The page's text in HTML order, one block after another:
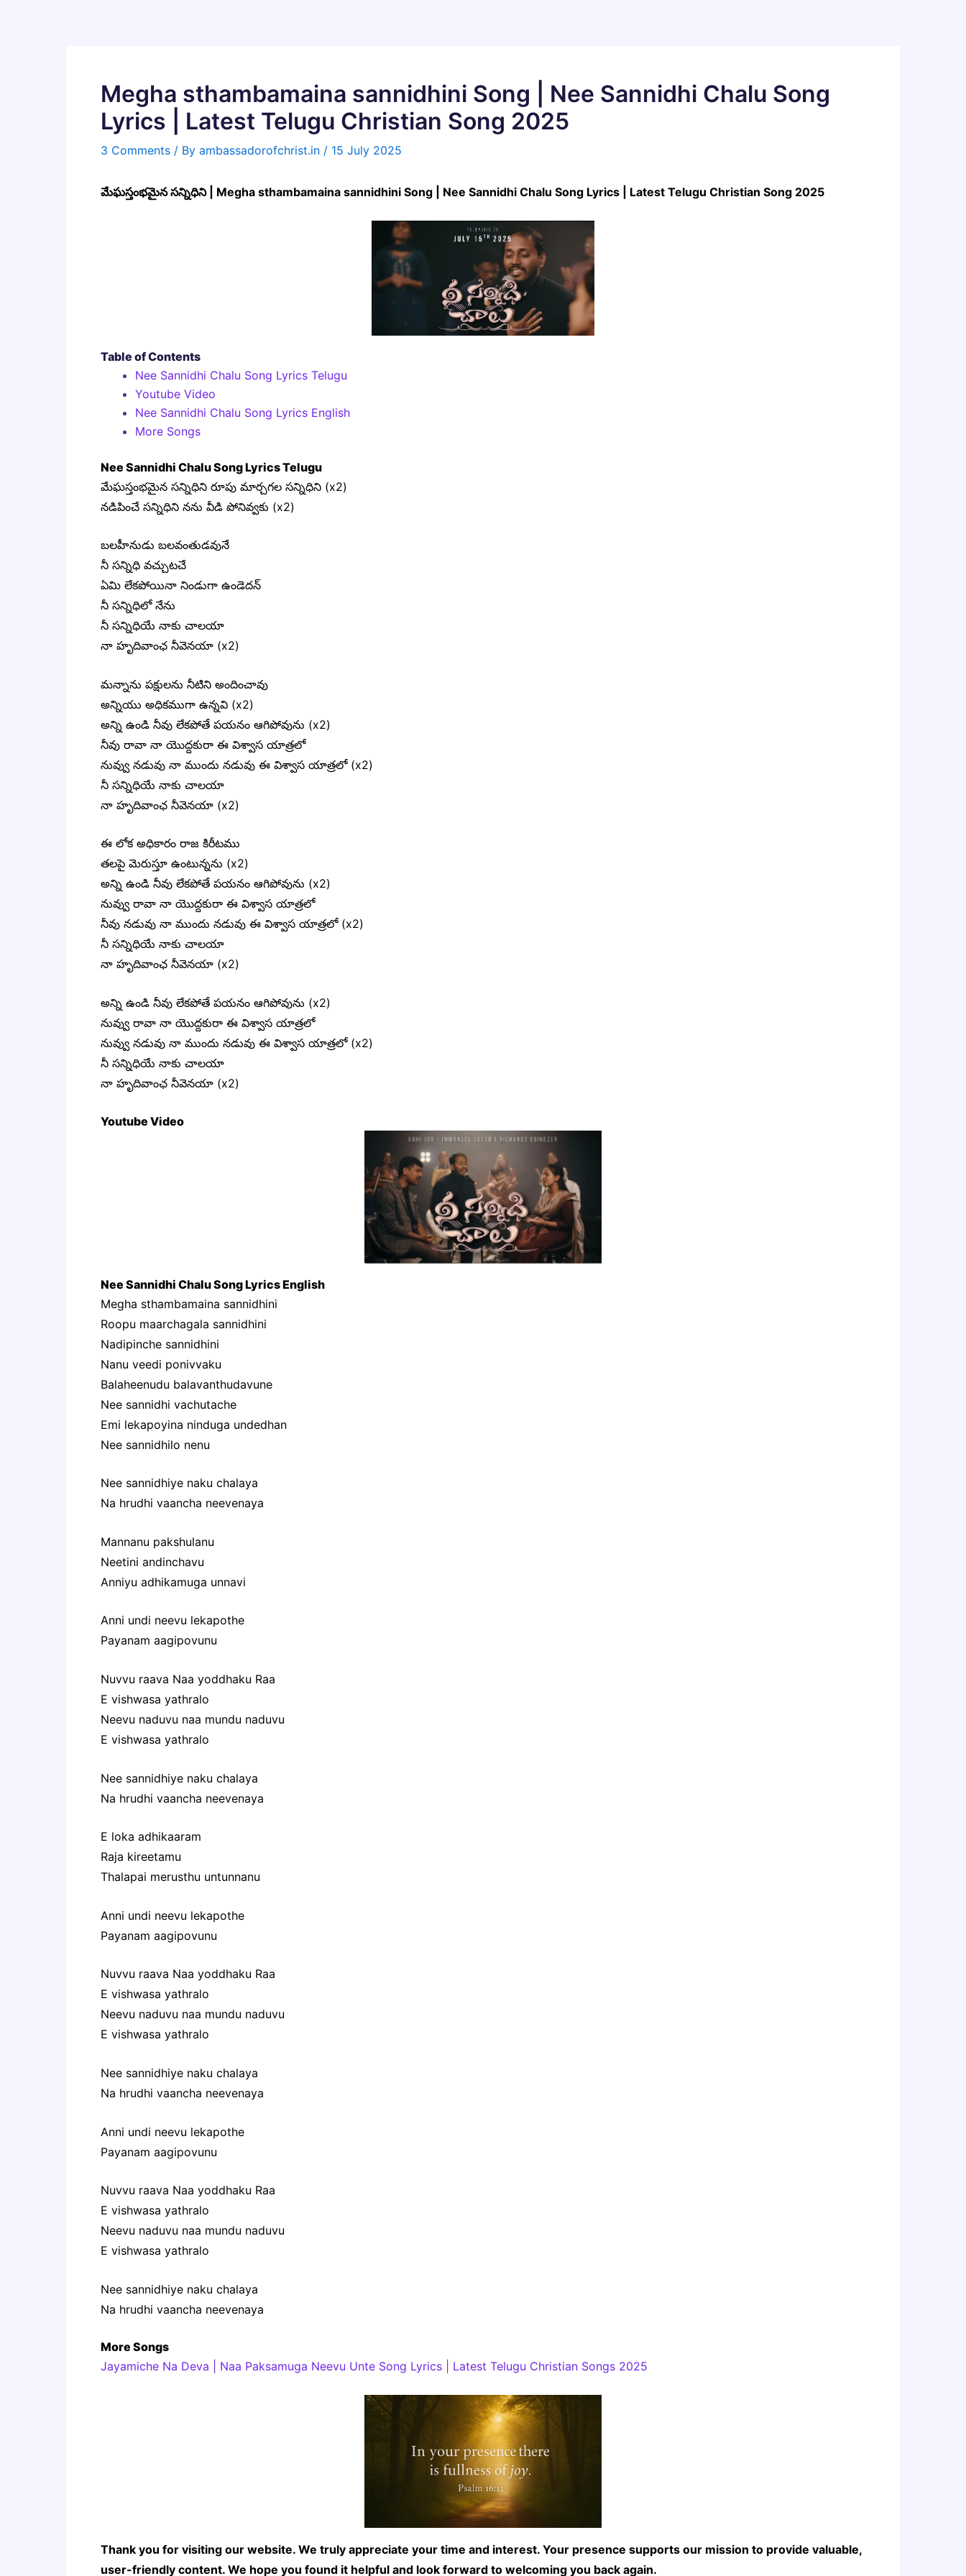
Megha sthambamaina sannidhini Song | Nee Sannidhi Chalu Song
Lyrics | Latest Telugu Christian Song 2025
3 Comments / By ambassadorofchrist.in / 15 July 2025
మేఘస్తంభమైన సన్నిధిని | Megha sthambamaina sannidhini Song | Nee Sannidhi Chalu Song Lyrics | Latest Telugu Christian Song 2025
Table of Contents
Nee Sannidhi Chalu Song Lyrics Telugu
Youtube Video
Nee Sannidhi Chalu Song Lyrics English
More Songs
Nee Sannidhi Chalu Song Lyrics Telugu
మేఘస్తంభమైన సన్నిధిని రూపు మార్చగల సన్నిధిని (x2)
నడిపించే సన్నిధిని నను వీడి పోనివ్వకు (x2)
బలహీనుడు బలవంతుడవునే
నీ సన్నిధి వచ్చుటచే
ఏమి లేకపోయినా నిండుగా ఉండెదన్
నీ సన్నిధిలో నేను
నీ సన్నిధియే నాకు చాలయా
నా హృదివాంఛ నీవెనయా (x2)
మన్నాను పక్షులను నీటిని అందించావు
అన్నియు అధికముగా ఉన్నవి (x2)
అన్ని ఉండి నీవు లేకపోతే పయనం ఆగిపోవును (x2)
నీవు రావా నా యొద్దకురా ఈ విశ్వాస యాత్రలో
నువ్వు నడువు నా ముందు నడువు ఈ విశ్వాస యాత్రలో (x2)
నీ సన్నిధియే నాకు చాలయా
నా హృదివాంఛ నీవెనయా (x2)
ఈ లోక అధికారం రాజ కిరీటము
తలపై మెరుస్తూ ఉంటున్నను (x2)
అన్ని ఉండి నీవు లేకపోతే పయనం ఆగిపోవును (x2)
నువ్వు రావా నా యొద్దకురా ఈ విశ్వాస యాత్రలో
నీవు నడువు నా ముందు నడువు ఈ విశ్వాస యాత్రలో (x2)
నీ సన్నిధియే నాకు చాలయా
నా హృదివాంఛ నీవెనయా (x2)
అన్ని ఉండి నీవు లేకపోతే పయనం ఆగిపోవును (x2)
నువ్వు రావా నా యొద్దకురా ఈ విశ్వాస యాత్రలో
నువ్వు నడువు నా ముందు నడువు ఈ విశ్వాస యాత్రలో (x2)
నీ సన్నిధియే నాకు చాలయా
నా హృదివాంఛ నీవెనయా (x2)
Youtube Video
Nee Sannidhi Chalu Song Lyrics English
Megha sthambamaina sannidhini
Roopu maarchagala sannidhini
Nadipinche sannidhini
Nanu veedi ponivvaku
Balaheenudu balavanthudavune
Nee sannidhi vachutache
Emi lekapoyina ninduga undedhan
Nee sannidhilo nenu
Nee sannidhiye naku chalaya
Na hrudhi vaancha neevenaya
Mannanu pakshulanu
Neetini andinchavu
Anniyu adhikamuga unnavi
Anni undi neevu lekapothe
Payanam aagipovunu
Nuvvu raava Naa yoddhaku Raa
E vishwasa yathralo
Neevu naduvu naa mundu naduvu
E vishwasa yathralo
Nee sannidhiye naku chalaya
Na hrudhi vaancha neevenaya
E loka adhikaaram
Raja kireetamu
Thalapai merusthu untunnanu
Anni undi neevu lekapothe
Payanam aagipovunu
Nuvvu raava Naa yoddhaku Raa
E vishwasa yathralo
Neevu naduvu naa mundu naduvu
E vishwasa yathralo
Nee sannidhiye naku chalaya
Na hrudhi vaancha neevenaya
Anni undi neevu lekapothe
Payanam aagipovunu
Nuvvu raava Naa yoddhaku Raa
E vishwasa yathralo
Neevu naduvu naa mundu naduvu
E vishwasa yathralo
Nee sannidhiye naku chalaya
Na hrudhi vaancha neevenaya
More Songs
Jayamiche Na Deva | Naa Paksamuga Neevu Unte Song Lyrics | Latest Telugu Christian Songs 2025
Thank you for visiting our website. We truly appreciate your time and interest. Your presence supports our mission to provide valuable,
user-friendly content. We hope you found it helpful and look forward to welcoming you back again.